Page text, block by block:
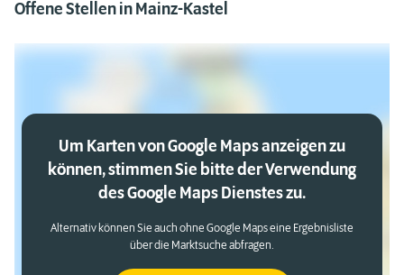
Offene Stellen in Mainz-Kastel
Um Karten von Google Maps anzeigen zu
können, stimmen Sie bitte der Verwendung
des Google Maps Dienstes zu.
Alternativ können Sie auch ohne Google Maps eine Ergebnisliste
über die Marktsuche abfragen.